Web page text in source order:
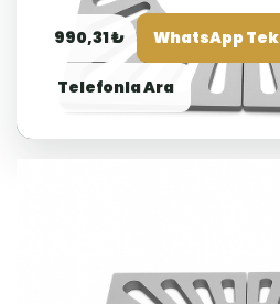
990,31 ₺ WhatsApp
Telefonla Ara